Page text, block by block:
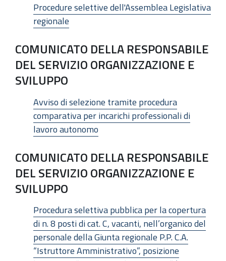
Procedure selettive dell'Assemblea Legislativa
regionale
COMUNICATO DELLA RESPONSABILE
DEL SERVIZIO ORGANIZZAZIONE E
SVILUPPO
Avviso di selezione tramite procedura
comparativa per incarichi professionali di
lavoro autonomo
COMUNICATO DELLA RESPONSABILE
DEL SERVIZIO ORGANIZZAZIONE E
SVILUPPO
Procedura selettiva pubblica per la copertura
di n. 8 posti di cat. C, vacanti, nell’organico del
personale della Giunta regionale P.P. C.A.
“Istruttore Amministrativo”, posizione